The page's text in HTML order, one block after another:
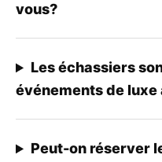
vous?
Les échassiers
événements de luxe
Peut-on réserver